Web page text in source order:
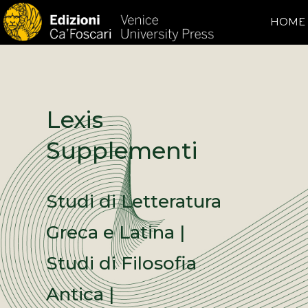
HOME
Lexis
Supplementi
Studi di Letteratura
Greca e Latina |
Studi di Filosofia
Antica |